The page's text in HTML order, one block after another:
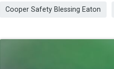
Cooper Safety Blessing Eaton